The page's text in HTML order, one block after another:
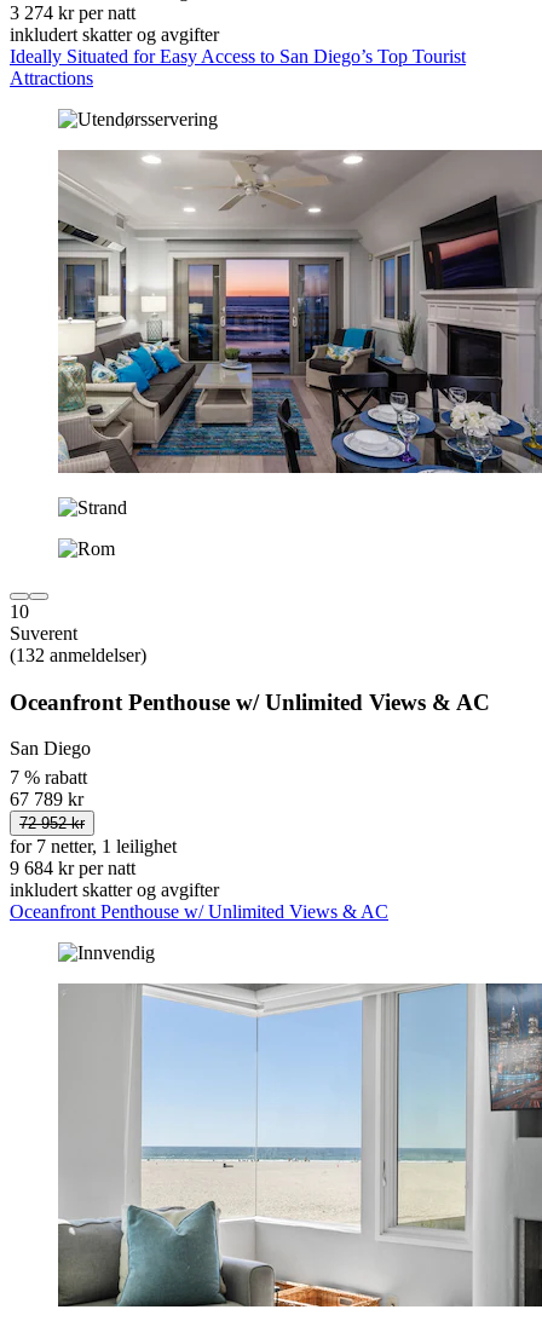
3 274 kr per natt
inkludert skatter og avgifter
Ideally Situated for Easy Access to San Diego’s Top Tourist
Attractions
10
Suverent
(132 anmeldelser)
Oceanfront Penthouse w/ Unlimited Views & AC
San Diego
7 % rabatt
67 789 kr
72 952 kr
for 7 netter, 1 leilighet
9 684 kr per natt
inkludert skatter og avgifter
Oceanfront Penthouse w/ Unlimited Views & AC